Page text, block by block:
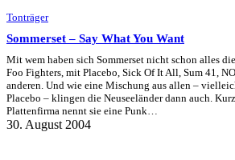
Tonträger
Sommerset – Say What You Want
Mit wem haben sich Sommerset nicht schon alles
Foo Fighters, mit Placebo, Sick Of It All, Sum 41,
anderen. Und wie eine Mischung aus allen –
Placebo – klingen die Neuseeländer dann auch.
Plattenfirma nennt sie eine Punk…
30. August 2004